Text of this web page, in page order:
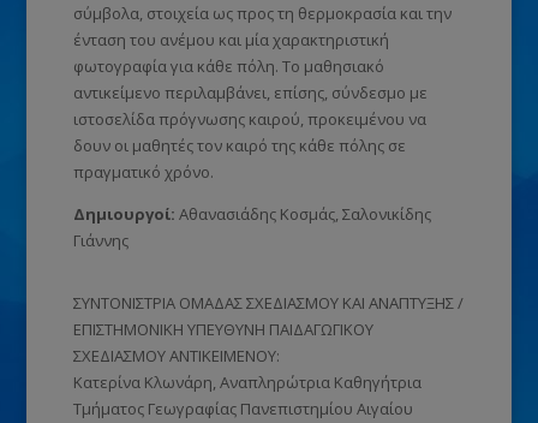
σύμβολα, στοιχεία ως προς τη θερμοκρασία και την
ένταση του ανέμου και μία χαρακτηριστική
φωτογραφία για κάθε πόλη. Το μαθησιακό
αντικείμενο περιλαμβάνει, επίσης, σύνδεσμο με
ιστοσελίδα πρόγνωσης καιρού, προκειμένου να
δουν οι μαθητές τον καιρό της κάθε πόλης σε
πραγματικό χρόνο.
Δημιουργoί: Αθανασιάδης Κοσμάς, Σαλονικίδης
Γιάννης
ΣΥΝΤΟΝΙΣΤΡΙΑ ΟΜΑΔΑΣ ΣΧΕΔΙΑΣΜΟΥ ΚΑΙ ΑΝΑΠΤΥΞΗΣ /
ΕΠΙΣΤΗΜΟΝΙΚΗ ΥΠΕΥΘΥΝΗ ΠΑΙΔΑΓΩΓΙΚΟΥ
ΣΧΕΔΙΑΣΜΟΥ ΑΝΤΙΚΕΙΜΕΝΟΥ:
Κατερίνα Κλωνάρη, Αναπληρώτρια Καθηγήτρια
Τμήματος Γεωγραφίας Πανεπιστημίου Αιγαίου